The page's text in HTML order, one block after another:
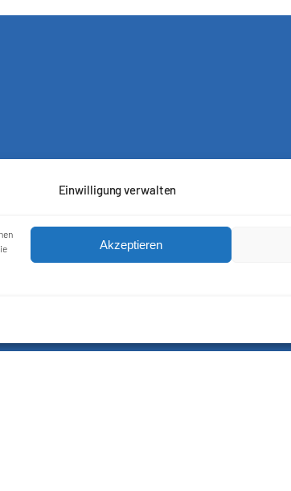
Einwilligung verwalten
Akzeptieren